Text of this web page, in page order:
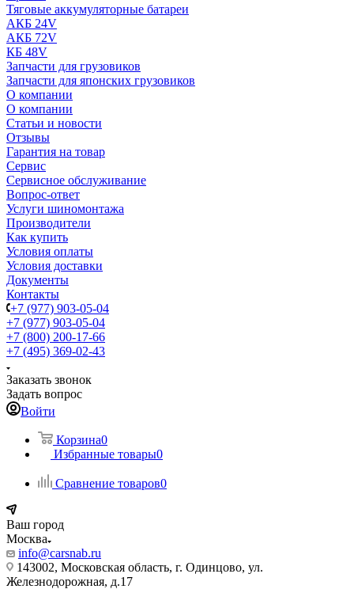
Тяговые аккумуляторные батареи
АКБ 24V
АКБ 72V
КБ 48V
Запчасти для грузовиков
Запчасти для японских грузовиков
О компании
О компании
Статьи и новости
Отзывы
Гарантия на товар
Сервис
Сервисное обслуживание
Вопрос-ответ
Услуги шиномонтажа
Производители
Как купить
Условия оплаты
Условия доставки
Документы
Контакты
+7 (977) 903-05-04
+7 (977) 903-05-04
+7 (800) 200-17-66
+7 (495) 369-02-43
Заказать звонок
Задать вопрос
Войти
Корзина0
Избранные товары0
Сравнение товаров0
Ваш город
Москва
info@carsnab.ru
143002, Московская область, г. Одинцово, ул.
Железнодорожная, д.17